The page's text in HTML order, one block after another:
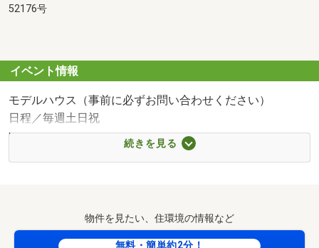
52176号
イベント情報
モデルハウス（事前に必ずお問い合わせください）
日程／毎週土日祝
時間／9:30～20:00
まずはお気軽にお電話ください！ご案内もスムーズに進み
時間／9：30～20：00
続きを見る
物件を見たい、住環境の情報など
無料・簡単約2分！